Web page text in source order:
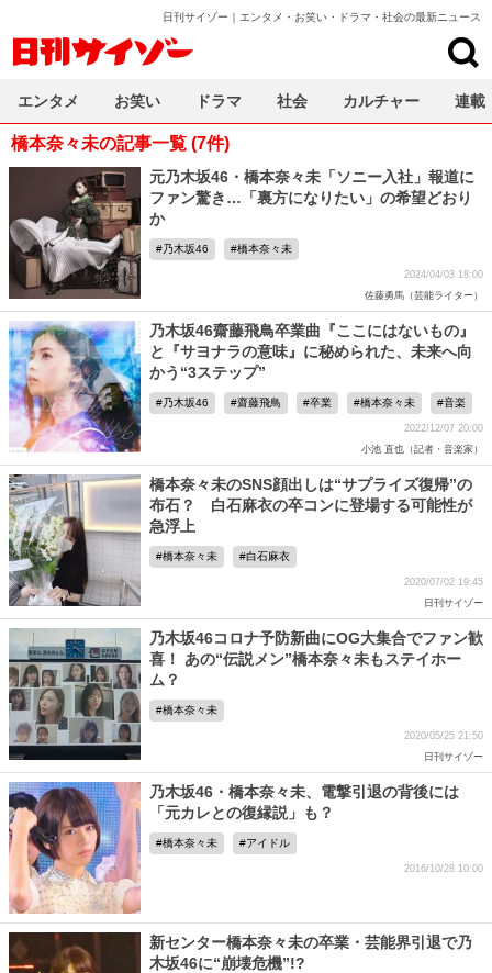
日刊サイゾー｜エンタメ・お笑い・ドラマ・社会の最新ニュース
橋本奈々未の記事一覧 (7件)
元乃木坂46・橋本奈々未「ソニー入社」報道に
ファン驚き…「裏方になりたい」の希望どおり
か
乃木坂46 橋本奈々未
2024/04/03 18:00
佐藤勇馬（芸能ライター）
乃木坂46齋藤飛鳥卒業曲『ここにはないもの』
と『サヨナラの意味』に秘められた、未来へ向
かう“3ステップ”
乃木坂46 齋藤飛鳥 卒業 橋本奈々未 音楽
2022/12/07 20:00
小池 直也（記者・音楽家）
橋本奈々未のSNS顔出しは“サプライズ復帰”の
布石？ 白石麻衣の卒コンに登場する可能性が
急浮上
橋本奈々未 白石麻衣
2020/07/02 19:45
日刊サイゾー
乃木坂46コロナ予防新曲にOG大集合でファン歓
喜！ あの“伝説メン”橋本奈々未もステイホー
ム？
橋本奈々未
2020/05/25 21:50
日刊サイゾー
乃木坂46・橋本奈々未、電撃引退の背後には
「元カレとの復縁説」も？
橋本奈々未 アイドル
2016/10/28 10:00
新センター橋本奈々未の卒業・芸能界引退で乃
木坂46に“崩壊危機”!?
エンタメ お笑い ドラマ 社会 カルチャー 連載